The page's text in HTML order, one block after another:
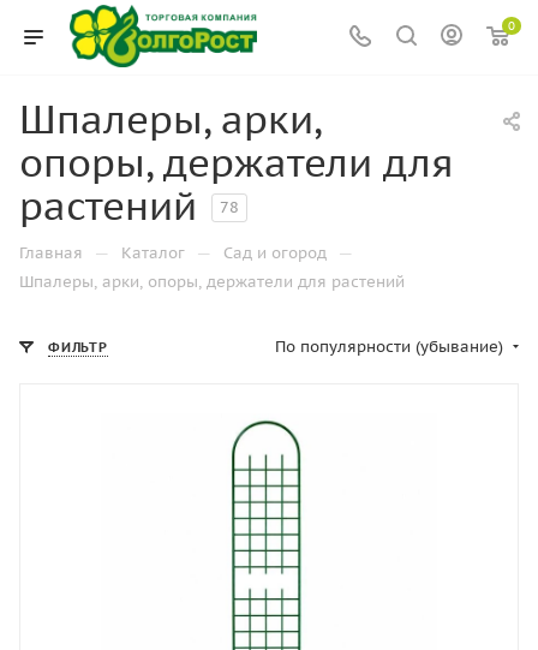
0
Шпалеры, арки,
опоры, держатели для
растений
78
Главная — Каталог — Сад и огород —
Шпалеры, арки, опоры, держатели для растений
ФИЛЬТР По популярности (убывание)